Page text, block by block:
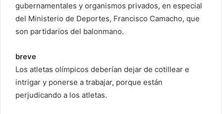
gubernamentales y organismos privados, en especial
del Ministerio de Deportes, Francisco Camacho, que
son partidarios del balonmano.
breve
Los atletas olímpicos deberían dejar de cotillear e
intrigar y ponerse a trabajar, porque están
perjudicando a los atletas.